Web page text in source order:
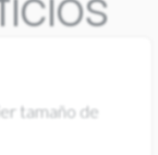
tamaño de